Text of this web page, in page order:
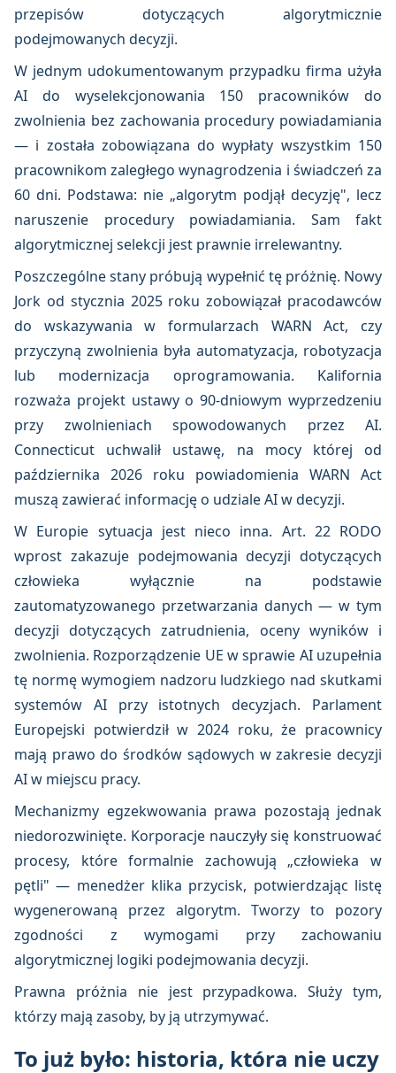
przepisów dotyczących algorytmicznie
podejmowanych decyzji.
W jednym udokumentowanym przypadku firma użyła
AI do wyselekcjonowania 150 pracowników do
zwolnienia bez zachowania procedury powiadamiania
— i została zobowiązana do wypłaty wszystkim 150
pracownikom zaległego wynagrodzenia i świadczeń za
60 dni. Podstawa: nie „algorytm podjął decyzję", lecz
naruszenie procedury powiadamiania. Sam fakt
algorytmicznej selekcji jest prawnie irrelewantny.
Poszczególne stany próbują wypełnić tę próżnię. Nowy
Jork od stycznia 2025 roku zobowiązał pracodawców
do wskazywania w formularzach WARN Act, czy
przyczyną zwolnienia była automatyzacja, robotyzacja
lub modernizacja oprogramowania. Kalifornia
rozważa projekt ustawy o 90-dniowym wyprzedzeniu
przy zwolnieniach spowodowanych przez AI.
Connecticut uchwalił ustawę, na mocy której od
października 2026 roku powiadomienia WARN Act
muszą zawierać informację o udziale AI w decyzji.
W Europie sytuacja jest nieco inna. Art. 22 RODO
wprost zakazuje podejmowania decyzji dotyczących
człowieka wyłącznie na podstawie
zautomatyzowanego przetwarzania danych — w tym
decyzji dotyczących zatrudnienia, oceny wyników i
zwolnienia. Rozporządzenie UE w sprawie AI uzupełnia
tę normę wymogiem nadzoru ludzkiego nad skutkami
systemów AI przy istotnych decyzjach. Parlament
Europejski potwierdził w 2024 roku, że pracownicy
mają prawo do środków sądowych w zakresie decyzji
AI w miejscu pracy.
Mechanizmy egzekwowania prawa pozostają jednak
niedorozwinięte. Korporacje nauczyły się konstruować
procesy, które formalnie zachowują „człowieka w
pętli" — menedżer klika przycisk, potwierdzając listę
wygenerowaną przez algorytm. Tworzy to pozory
zgodności z wymogami przy zachowaniu
algorytmicznej logiki podejmowania decyzji.
Prawna próżnia nie jest przypadkowa. Służy tym,
którzy mają zasoby, by ją utrzymywać.
To już było: historia, która nie uczy